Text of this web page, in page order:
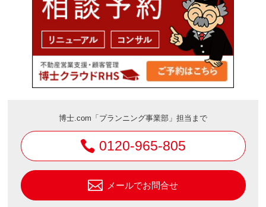
博士.com「プランニング事業部」担当まで
0120-965-805
メールでお問合せ